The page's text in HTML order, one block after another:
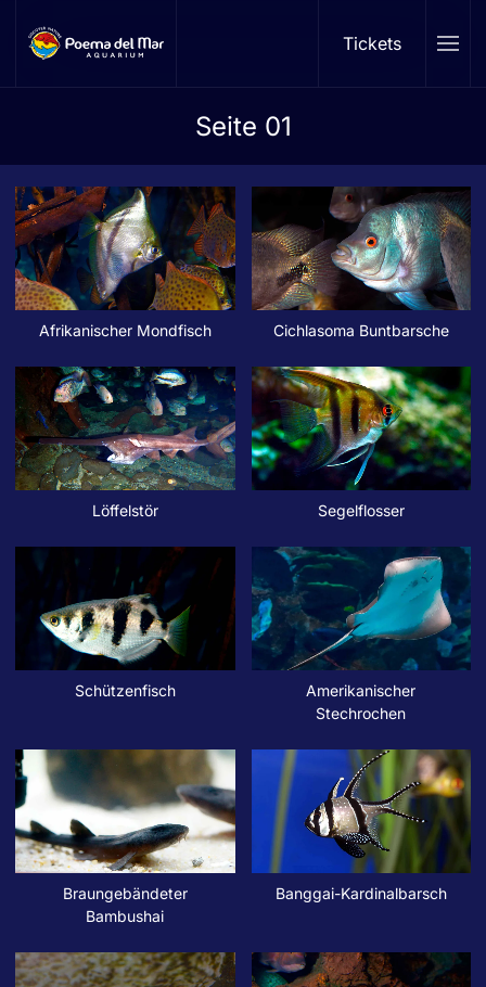
Skip to main content Tickets
Seite 01
Afrikanischer Mondfisch Cichlasoma Buntbarsche
Löffelstör Segelflosser
Schützenfisch
Amerikanischer
Stechrochen
Braungebändeter
Bambushai
Banggai-Kardinalbarsch